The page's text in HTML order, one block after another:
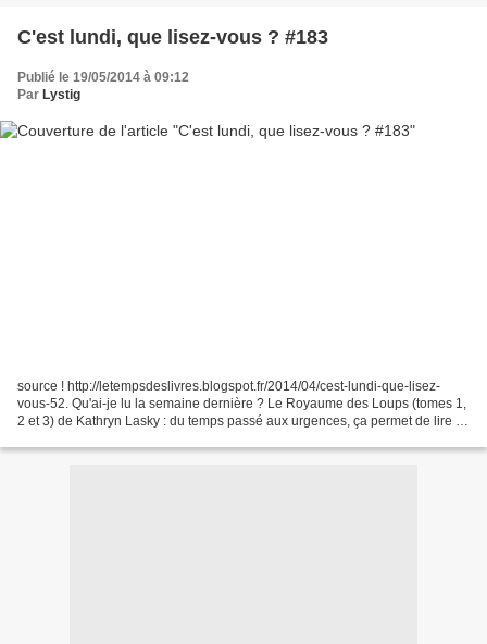
C'est lundi, que lisez-vous ? #183
Publié le 19/05/2014 à 09:12
Par Lystig
source ! http://letempsdeslivres.blogspot.fr/2014/04/cest-lundi-que-lisez-
vous-52. Qu'ai-je lu la semaine dernière ? Le Royaume des Loups (tomes 1,
2 et 3) de Kathryn Lasky : du temps passé aux urgences, ça permet de lire !!!